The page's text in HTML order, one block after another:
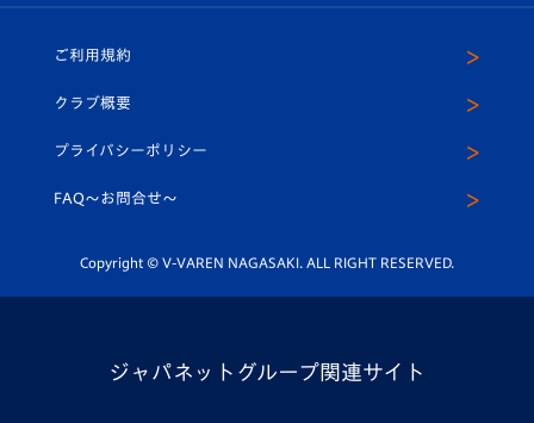
ホームタウン
平和祈念活動
ホームタウン活動
U-18
スクール
ヴィヴィくんインスタグラム
公式LINE＠
ご利用規約
クラブ概要
プライバシーポリシー
FAQ〜お問合せ〜
Copyright © V-VAREN NAGASAKI. ALL RIGHT RESERVED.
ジャパネットグループ関連サイト